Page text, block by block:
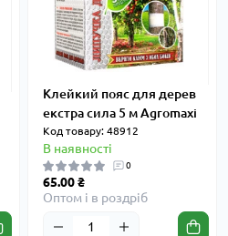
Клейкий пояс для дерев
екстра сила 5 м Agromaxi
Код товару: 48912
В наявності
0
65.00 ₴
Оптом і в роздріб